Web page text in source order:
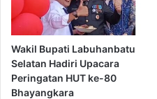
Wakil Bupati Labuhanbatu
Selatan Hadiri Upacara
Peringatan HUT ke-80
Bhayangkara